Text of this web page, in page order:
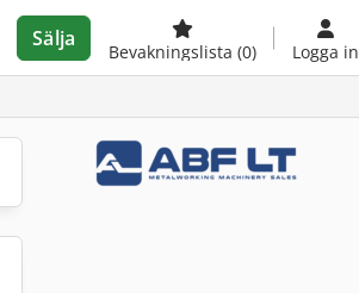
Sälja
Bevakningslista (0) Logga in